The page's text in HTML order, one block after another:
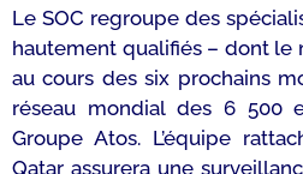
Le SOC regroupe des
hautement qualifiés – dont
au cours des six prochains
réseau mondial des 6 500
Groupe Atos. L’équipe
Qatar assurera une